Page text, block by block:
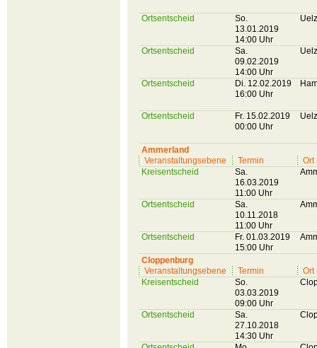
Ortsentscheid
So.
13.01.2019
14:00 Uhr
Ortsentscheid
Sa.
09.02.2019
14:00 Uhr
Ortsentscheid
Di. 12.02.2019
16:00 Uhr
Ortsentscheid
Fr. 15.02.2019
00:00 Uhr
Ammerland
Veranstaltungsebene
Termin
Ort
Kreisentscheid
Sa.
16.03.2019
11:00 Uhr
Ortsentscheid
Sa.
10.11.2018
11:00 Uhr
Ortsentscheid
Fr. 01.03.2019
15:00 Uhr
Cloppenburg
Veranstaltungsebene
Termin
Ort
Kreisentscheid
So.
03.03.2019
09:00 Uhr
Ortsentscheid
Sa.
27.10.2018
14:30 Uhr